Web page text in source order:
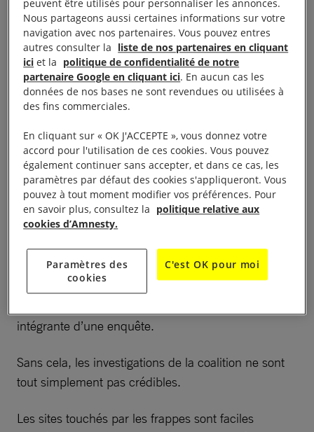
la coalition – qui ne laissent pas de place au doute.
Durant son offensive, la coalition a tué des centaines
de civils et en a blessé des milliers. Pour quatre cas,
les frappes aériennes ont tué 70 civils, en majorité
d’une même famille.
Les chiffres artificiellement bas concernant les
victimes civiles fournis par la coalition s’expliquent
en partie par les procédures d’enquête insuffisantes,
qui n’incluent même pas de recherches sur le
terrain.
Se rendre sur les sites touchés par les frappes et
intégrante d’une enquête.
Sans cela, les investigations de la coalition ne sont
tout simplement pas crédibles.
Les sites touchés par les frappes sont faciles
peuvent être utilisés pour personnaliser les annonces.
Nous partageons aussi certaines informations sur votre
navigation avec nos partenaires. Vous pouvez entres
autres consulter la liste de nos partenaires en cliquant
ici et la politique de confidentialité de notre
partenaire Google en cliquant ici. En aucun cas les
données de nos bases ne sont revendues ou utilisées à
des fins commerciales.
En cliquant sur « OK J'ACCEPTE », vous donnez votre
accord pour l'utilisation de ces cookies. Vous pouvez
également continuer sans accepter, et dans ce cas, les
paramètres par défaut des cookies s'appliqueront. Vous
pouvez à tout moment modifier vos préférences. Pour
en savoir plus, consultez la politique relative aux
cookies d’Amnesty.
Paramètres des
cookies
C'est OK pour moi